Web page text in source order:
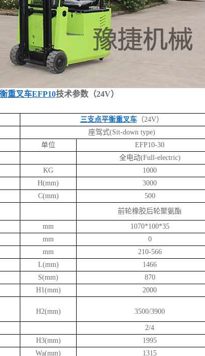
重叉车EFP10技术参数（24V）
三支点平衡重叉车（24V）
座驾式(Sit-down type)
单位
EFP10-30
全电动(Full-electric)
KG
1000
H(mm)
3000
C(mm) 500
前轮橡胶后轮聚氨酯
mm
1070*100*35
mm
0
mm
210-566
L(mm)
1466
S(mm)
870
H1(mm)
2000
H2(mm) 3500/3900
2/4
H3(mm)
1995
Wa(mm) 1315